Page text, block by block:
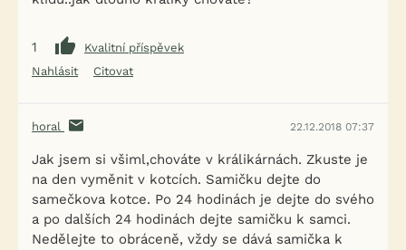
1
Kvalitní příspěvek
Nahlásit
Citovat
horal 22.12.2018 07:37
Jak jsem si všiml,chováte v králikárnách. Zkuste je
na den vyměnit v kotcích. Samičku dejte do
samečkova kotce. Po 24 hodinách je dejte do svého
a po dalších 24 hodinách dejte samičku k samci.
Nedělejte to obráceně, vždy se dává samička k